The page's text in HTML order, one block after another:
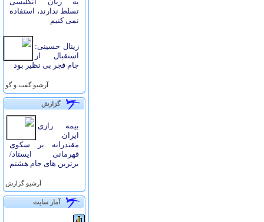
تسلط ندارند، استفاده
نمی کنیم
زینال حسینی:
استقبال از
جام فجر بی نظیر بود
آرشيو گفت و گو
گزارش
بیمه رازی
ایران
مقتدرانه بر سکوی
قهرمانی ایستاد/
برترین های جام هشتم
آرشيو گزارش
آمار سايت